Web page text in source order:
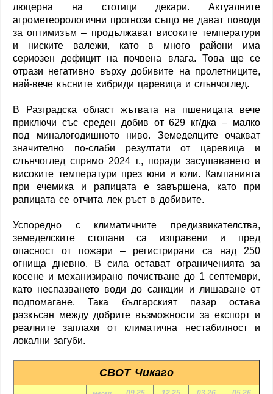
люцерна на стотици декари. Актуалните
агрометеорологични прогнози също не дават поводи
за оптимизъм – продължават високите температури
и ниските валежи, като в много райони има
сериозен дефицит на почвена влага. Това ще се
отрази негативно върху добивите на пролетниците,
най-вече късните хибриди царевица и слънчоглед.
В Разградска област жътвата на пшеницата вече
приключи със среден добив от 629 кг/дка – малко
под миналогодишното ниво. Земеделците очакват
значително по-слаби резултати от царевица и
слънчоглед спрямо 2024 г., поради засушаването и
високите температури през юни и юли. Кампанията
при ечемика и рапицата е завършена, като при
рапицата се отчита лек ръст в добивите.
Успоредно с климатичните предизвикателства,
земеделските стопани са изправени и пред
опасност от пожари – регистрирани са над 250
огнища дневно. В сила остават ограниченията за
косене и механизирано почистване до 1 септември,
като неспазването води до санкции и лишаване от
подпомагане. Така българският пазар остава
разкъсан между добрите възможности за експорт и
реалните заплахи от климатична нестабилност и
локални загуби.
CBOT Чикаго